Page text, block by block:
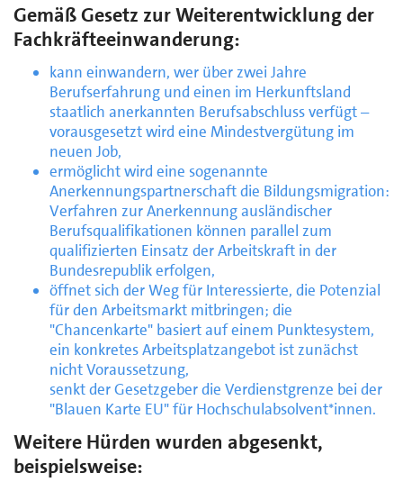
Gemäß Gesetz zur Weiterentwicklung der
Fachkräfteeinwanderung:
kann einwandern, wer über zwei Jahre
Berufserfahrung und einen im Herkunftsland
staatlich anerkannten Berufsabschluss verfügt –
vorausgesetzt wird eine Mindestvergütung im
neuen Job,
ermöglicht wird eine sogenannte
Anerkennungspartnerschaft die Bildungsmigration:
Verfahren zur Anerkennung ausländischer
Berufsqualifikationen können parallel zum
qualifizierten Einsatz der Arbeitskraft in der
Bundesrepublik erfolgen,
öffnet sich der Weg für Interessierte, die Potenzial
für den Arbeitsmarkt mitbringen; die
"Chancenkarte" basiert auf einem Punktesystem,
ein konkretes Arbeitsplatzangebot ist zunächst
nicht Voraussetzung,
senkt der Gesetzgeber die Verdienstgrenze bei der
"Blauen Karte EU" für Hochschulabsolvent*innen.
Weitere Hürden wurden abgesenkt,
beispielsweise: